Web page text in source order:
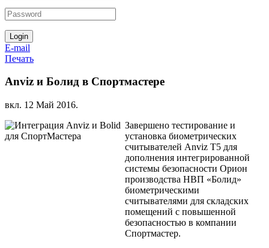
E-mail
Печать
Anviz и Болид в Спортмастере
вкл. 12 Май 2016.
Завершено тестирование и
установка биометрических
считывателей Anviz T5 для
дополнения интегрированной
системы безопасности Орион
производства НВП «Болид»
биометрическими
считывателями для складских
помещений с повышенной
безопасностью в компании
Спортмастер.